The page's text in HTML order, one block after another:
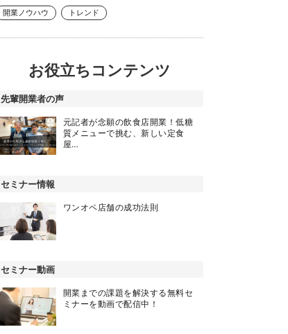
開業ノウハウ トレンド
お役立ちコンテンツ
先輩開業者の声
元記者が念願の飲食店開業！低糖
質メニューで挑む、新しい定食
屋…
セミナー情報
ワンオペ店舗の成功法則
セミナー動画
開業までの課題を解決する無料セ
ミナーを動画で配信中！